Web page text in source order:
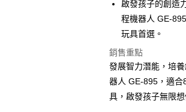
大哥付你分期
相關說明
【大哥付你分期使用說
2.付款方式選擇「大
流程，驗證手機門號
完成交易。
3.實際核准額度、可
4.訂單成立30分鐘內
相關說明
【關於「AFTEE先享
AFTEE先享後付是「
１．簡單：不需註冊
ATM付款
啟發孩子的創造
程機器人 GE-
玩具首選。
銷售重點
發展智力潛能，培
器人 GE-895，適
具，啟發孩子無限想